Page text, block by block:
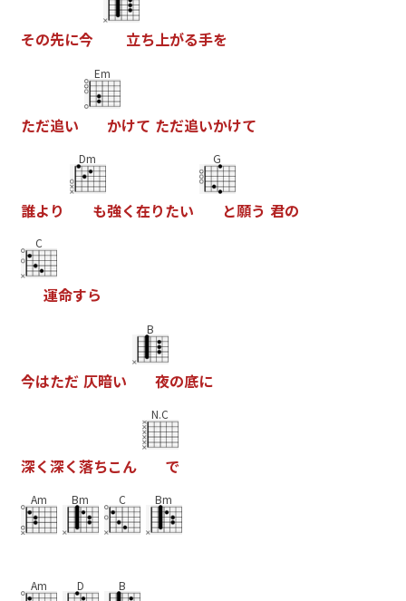
その先に今 立ち上がる手を
ただ追い
Em
かけて ただ追いかけて
誰よ り
Dm
も強く在りたい
G
と願う 君の
C
運命すら
今はただ 仄暗い
B
夜の底に
深く深く落ちこん
N.C
で
Am Bm C Bm
Am D B